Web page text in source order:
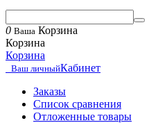
0 Ваша Корзина
Корзина
Корзина
Ваш личныйКабинет
Заказы
Список сравнения
Отложенные товары